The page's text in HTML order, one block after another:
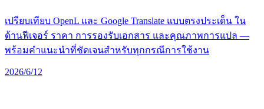
เปรียบเทียบ OpenL และ Google Translate แบบตรงประเด็น ใน
ด้านฟีเจอร์ ราคา การรองรับเอกสาร และคุณภาพการแปล —
พร้อมคำแนะนำที่ชัดเจนสำหรับทุกกรณีการใช้งาน
2026/6/12